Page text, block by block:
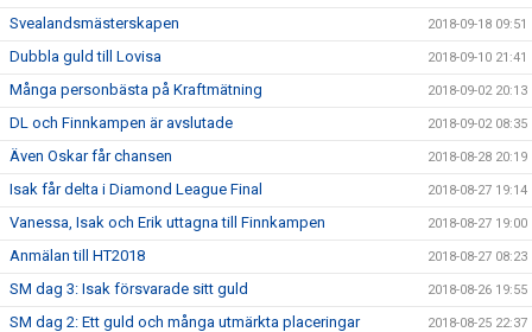
Svealandsmästerskapen 2018-09-18 09:51
Dubbla guld till Lovisa 2018-09-10 21:41
Många personbästa på Kraftmätning 2018-09-02 20:13
DL och Finnkampen är avslutade 2018-09-02 08:35
Även Oskar får chansen 2018-08-28 20:19
Isak får delta i Diamond League Final 2018-08-27 19:14
Vanessa, Isak och Erik uttagna till Finnkampen 2018-08-27 19:00
Anmälan till HT2018 2018-08-27 08:23
SM dag 3: Isak försvarade sitt guld 2018-08-26 19:55
SM dag 2: Ett guld och många utmärkta placeringar 2018-08-25 22:37